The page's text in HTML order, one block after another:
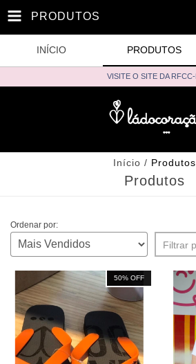
PRODUTOS
INÍCIO PRODUTOS
VISITE O SITE DA RFCC-
Início / Produtos
Produtos
Ordenar por:
Filtrar
50% OFF